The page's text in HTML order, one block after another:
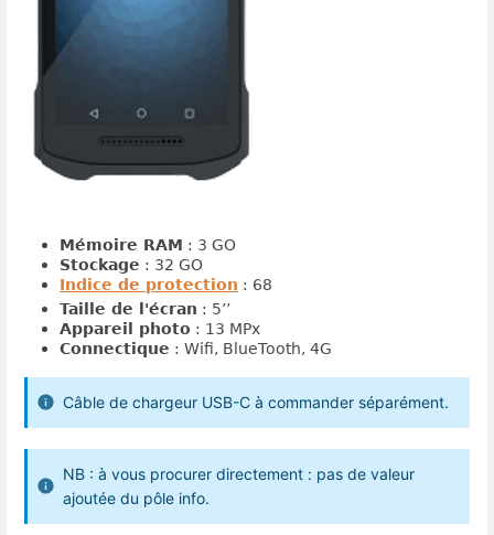
Mémoire RAM : 3 GO
Stockage : 32 GO
Indice de protection : 68
Taille de l'écran : 5’’
Appareil photo : 13 MPx
Connectique : Wifi, BlueTooth, 4G
Câble de chargeur USB-C à commander séparément.
NB : à vous procurer directement : pas de valeur
ajoutée du pôle info.